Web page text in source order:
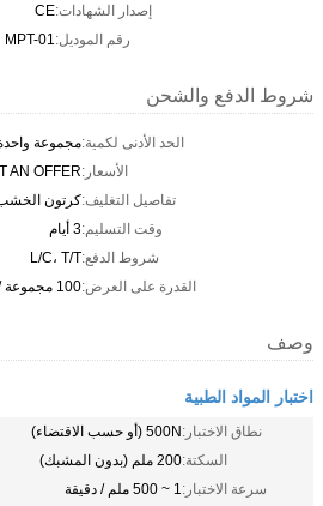
إصدار الشهادات:CE
رقم الموديل:MPT-01
شروط الدفع والشحن
الحد الأدنى لكمية:مجموعة
الأسعار:AN OFFER
تفاصيل التغليف:كرتون
وقت التسليم:3 أيام
شروط الدفع:L/C، T/T
القدرة على العرض:100 مجموعة / أسبوع
وصف
اختبار المواد الطبية
نطاق الاختبار:500N (أو حسب الاقتضاء)
السكتة:200 ملم (بدون المشبك)
سرعة الاختبار:1 ~ 500 ملم / دقيقة